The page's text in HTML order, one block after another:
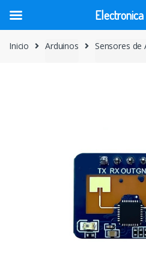
Inicio Arduinos Sensores de